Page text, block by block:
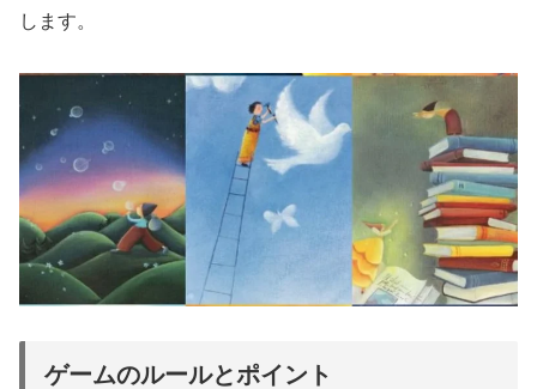
します。
ゲームのルールとポイント